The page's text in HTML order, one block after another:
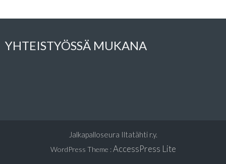
YHTEISTYÖSSÄ MUKANA
Jalkapalloseura Iltatähti r.y.
WordPress Theme : AccessPress Lite